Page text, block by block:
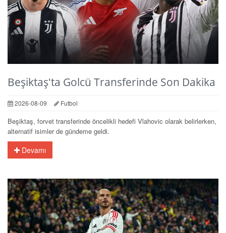
Beşiktaş'ta Golcü Transferinde Son Dakika
2026-08-09 Futbol
Beşiktaş, forvet transferinde öncelikli hedefi Vlahovic olarak belirlerken,
alternatif isimler de gündeme geldi.
Devamı